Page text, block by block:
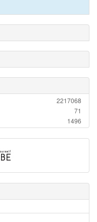
2217068
71
1496